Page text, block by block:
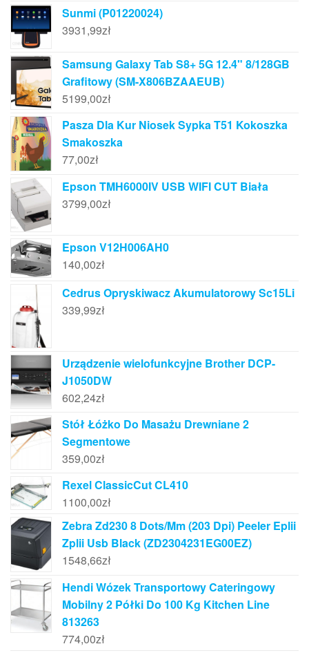
Sunmi (P01220024)
3931,99zł
Samsung Galaxy Tab S8+ 5G 12.4" 8/128GB
Grafitowy (SM-X806BZAAEUB)
5199,00zł
Pasza Dla Kur Niosek Sypka T51 Kokoszka
Smakoszka
77,00zł
Epson TMH6000IV USB WIFI CUT Biała
3799,00zł
Epson V12H006AH0
140,00zł
Cedrus Opryskiwacz Akumulatorowy Sc15Li
339,99zł
Urządzenie wielofunkcyjne Brother DCP-
J1050DW
602,24zł
Stół Łóżko Do Masażu Drewniane 2
Segmentowe
359,00zł
Rexel ClassicCut CL410
1100,00zł
Zebra Zd230 8 Dots/Mm (203 Dpi) Peeler Eplii
Zplii Usb Black (ZD2304231EG00EZ)
1548,66zł
Hendi Wózek Transportowy Cateringowy
Mobilny 2 Półki Do 100 Kg Kitchen Line
813263
774,00zł